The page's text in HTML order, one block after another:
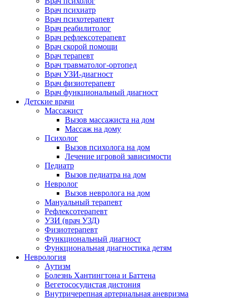
Врач психиатр
Врач психотерапевт
Врач реабилитолог
Врач рефлексотерапевт
Врач скорой помощи
Врач терапевт
Врач травматолог-ортопед
Врач УЗИ-диагност
Врач физиотерапевт
Врач функциональный диагност
Детские врачи
Массажист
Вызов массажиста на дом
Массаж на дому
Психолог
Вызов психолога на дом
Лечение игровой зависимости
Педиатр
Вызов педиатра на дом
Невролог
Вызов невролога на дом
Мануальный терапевт
Рефлексотерапевт
УЗИ (врач УЗД)
Физиотерапевт
Функциональный диагност
Функциональная диагностика детям
Неврология
Аутизм
Болезнь Хантингтона и Баттена
Вегетососудистая дистония
Внутричерепная артериальная аневризма